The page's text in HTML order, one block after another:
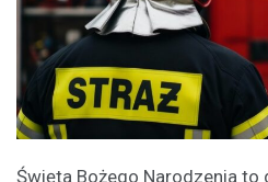
Święta Bożego Narodzenia